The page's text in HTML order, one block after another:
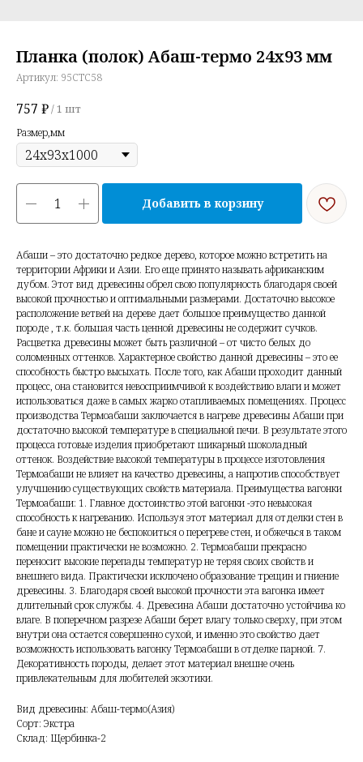
Планка (полок) Абаш-термо 24х93 мм
Артикул: 95СТС58
757 ₽/1 шт
Размер,мм
Добавить в корзину
Абаши – это достаточно редкое дерево, которое можно встретить на
территории Африки и Азии. Его еще принято называть африканским
дубом. Этот вид древесины обрел свою популярность благодаря своей
высокой прочностью и оптимальными размерами. Достаточно высокое
расположение ветвей на дереве дает большое преимущество данной
породе , т.к. большая часть ценной древесины не содержит сучков.
Расцветка древесины может быть различной – от чисто белых до
соломенных оттенков. Характерное свойство данной древесины – это ее
способность быстро высыхать. После того, как Абаши проходит данный
процесс, она становится невосприимчивой к воздействию влаги и может
использоваться даже в самых жарко отапливаемых помещениях. Процесс
производства Термоабаши заключается в нагреве древесины Абаши при
достаточно высокой температуре в специальной печи. В результате этого
процесса готовые изделия приобретают шикарный шоколадный
оттенок. Воздействие высокой температуры в процессе изготовления
Термоабаши не влияет на качество древесины, а напротив способствует
улучшению существующих свойств материала. Преимущества вагонки
Термоабаши: 1. Главное достоинство этой вагонки -это невысокая
способность к нагреванию. Используя этот материал для отделки стен в
бане и сауне можно не беспокоиться о перегреве стен, и обжечься в таком
помещении практически не возможно. 2. Термоабаши прекрасно
переносит высокие перепады температур не теряя своих свойств и
внешнего вида. Практически исключено образование трещин и гниение
древесины. 3. Благодаря своей высокой прочности эта вагонка имеет
длительный срок службы. 4. Древесина Абаши достаточно устойчива ко
влаге. В поперечном разрезе Абаши берет влагу только сверху, при этом
внутри она остается совершенно сухой, и именно это свойство дает
возможность использовать вагонку Термоабаши в отделке парной. 7.
Декоративность породы, делает этот материал внешне очень
привлекательным для любителей экзотики.
Вид древесины: Абаш-термо(Азия)
Сорт: Экстра
Склад: Щербинка-2